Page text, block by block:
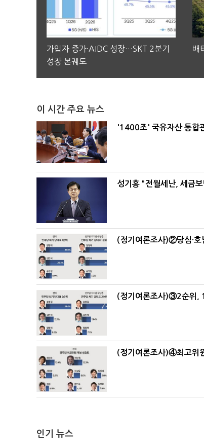
가입자 증가·AIDC 성장…SKT 2분기
성장 본궤도
배
이 시간 주요 뉴스
'1400조' 국유자산 통합
성기홍 "전월세난, 세금
(정기여론조사)②당심·
(정기여론조사)③2순위,
(정기여론조사)④최고위
인기 뉴스